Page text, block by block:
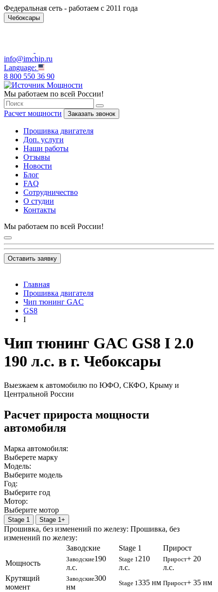
Федеральная сеть - работаем с 2011 года
Чебоксары
info@imchip.ru
Language:
8 800 550 36 90
Мы работаем по всей России!
Расчет мощности Заказать звонок
Прошивка двигателя
Доп. услуги
Наши работы
Отзывы
Новости
Блог
FAQ
Сотрудничество
О студии
Контакты
Мы работаем по всей России!
Оставить заявку
Главная
Прошивка двигателя
Чип тюнинг GAC
GS8
I
Чип тюнинг GAC GS8 I 2.0
190 л.с. в г. Чебоксары
Выезжаем к автомобилю по ЮФО, СКФО, Крыму и
Центральной России
Расчет прироста мощности
автомобиля
Марка автомобиля:
Выберете марку
Модель:
Выберите модель
Год:
Выберите год
Мотор:
Выберите мотор
Stage 1 Stage 1+
Прошивка, без изменений по железу: Прошивка, без
изменений по железу:
Заводские
Stage 1
Прирост
Мощность
Заводские190
л.с.
Stage 1 210
л.с.
Прирост+ 20
л.с.
Крутящий
момент
Заводские300
нм
Stage 1 335 нм Прирост+ 35 нм